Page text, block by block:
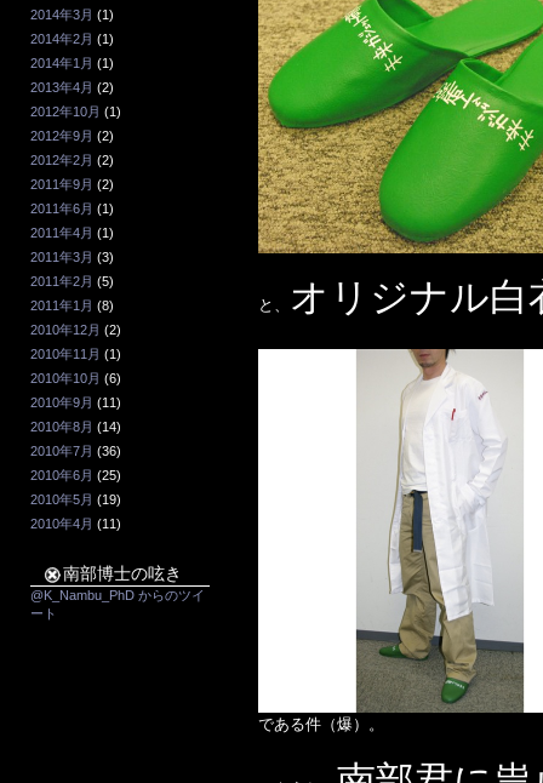
2014年3月 (1)
2014年2月 (1)
2014年1月 (1)
2013年4月 (2)
2012年10月 (1)
2012年9月 (2)
2012年2月 (2)
2011年9月 (2)
2011年6月 (1)
2011年4月 (1)
2011年3月 (3)
2011年2月 (5)
2011年1月 (8)
2010年12月 (2)
2010年11月 (1)
2010年10月 (6)
2010年9月 (11)
2010年8月 (14)
2010年7月 (36)
2010年6月 (25)
2010年5月 (19)
2010年4月 (11)
南部博士の呟き
@K_Nambu_PhD からのツイ
ート
と、 オリジナル白
である件（爆）。